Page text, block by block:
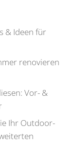
& Ideen für
renovieren
Vor- &
Ihr Outdoor-